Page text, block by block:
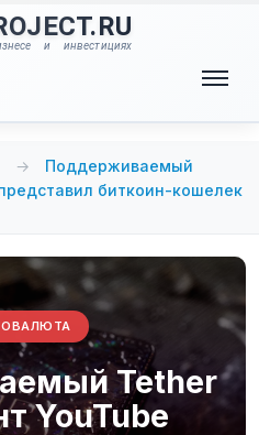
и инвестициях
→
Поддерживаемый
биткоин-кошелек
Tether
YouTube